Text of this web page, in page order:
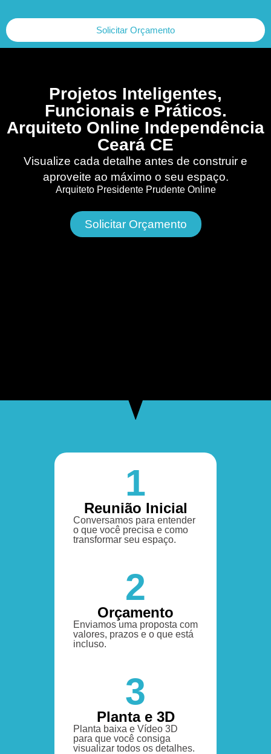
Solicitar Orçamento
Projetos Inteligentes,
Funcionais e Práticos.
Arquiteto Online Independência
Ceará CE
Visualize cada detalhe antes de construir e
aproveite ao máximo o seu espaço.
Arquiteto Presidente Prudente Online
Solicitar Orçamento
1
Reunião Inicial
Conversamos para entender
o que você precisa e como
transformar seu espaço.
2
Orçamento
Enviamos uma proposta com
valores, prazos e o que está
incluso.
3
Planta e 3D
Planta baixa e Vídeo 3D
para que você consiga
visualizar todos os detalhes.